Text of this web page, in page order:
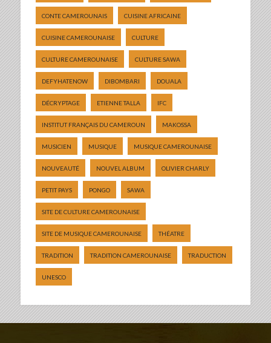
CONTE CAMEROUNAIS CUISINE AFRICAINE
CUISINE CAMEROUNAISE CULTURE
CULTURE CAMEROUNAISE CULTURE SAWA
DEFYHATENOW DIBOMBARI DOUALA
DÉCRYPTAGE ETIENNE TALLA IFC
INSTITUT FRANÇAIS DU CAMEROUN MAKOSSA
MUSICIEN MUSIQUE MUSIQUE CAMEROUNAISE
NOUVEAUTÉ NOUVEL ALBUM OLIVIER CHARLY
PETIT PAYS PONGO SAWA
SITE DE CULTURE CAMEROUNAISE
SITE DE MUSIQUE CAMEROUNAISE THÉATRE
TRADITION TRADITION CAMEROUNAISE TRADUCTION
UNESCO